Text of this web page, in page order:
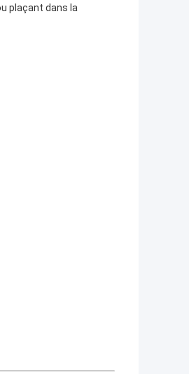
plaçant dans la